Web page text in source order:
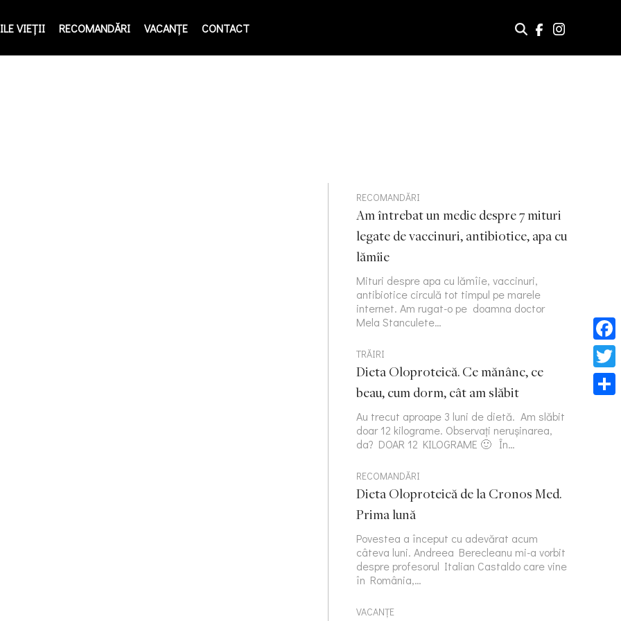
VIEŢII RECOMANDĂRI VACANȚE CONTACT
RECOMANDĂRI
Am întrebat un medic despre 7 mituri
legate de vaccinuri, antibiotice, apa cu
lămîie
Mituri despre apa cu lămîie, vaccinuri,
antibiotice circulă tot timpul pe marele
internet. Am rugat-o pe doamna doctor
Mela Stanculete…
TRĂIRI
Dieta Oloproteică. Ce mănânc, ce
beau, cum dorm, cât am slăbit
Au trecut aproape 3 luni de dietă. Am slăbit
doar 12 kilograme. Observați nerușinarea,
da? DOAR 12 KILOGRAME 🙂 În…
RECOMANDĂRI
Dieta Oloproteică de la Cronos Med.
Prima lună
Povestea a început cu adevărat acum
câteva luni. Andreea Berecleanu mi-a vorbit
despre profesorul Italian Castaldo care vine
în România,…
VACANȚE